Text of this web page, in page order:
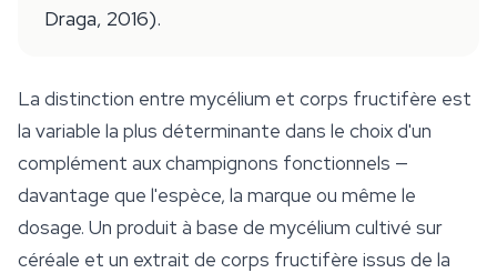
Draga, 2016).
La distinction entre mycélium et corps fructifère est
la variable la plus déterminante dans le choix d'un
complément aux champignons fonctionnels —
davantage que l'espèce, la marque ou même le
dosage. Un produit à base de mycélium cultivé sur
céréale et un extrait de corps fructifère issus de la